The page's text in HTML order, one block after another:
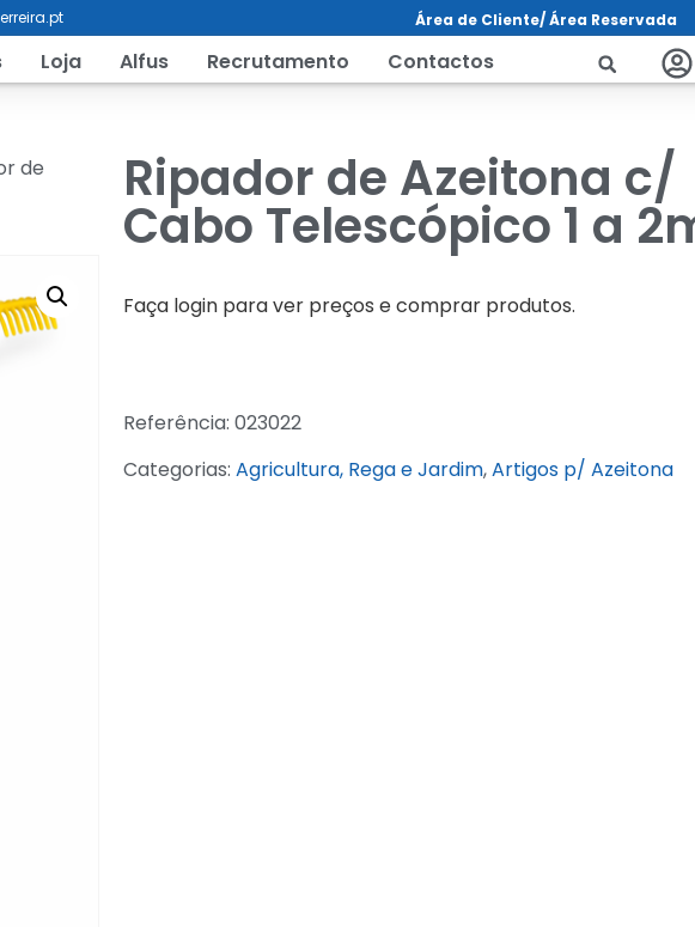
Área de Cliente/ Área Reservada
Loja Alfus Recrutamento Contactos
de
Ripador de Azeitona c/
Cabo Telescópico 1 a
Faça login para ver preços e comprar produtos.
Referência: 023022
Categorias: Agricultura, Rega e Jardim,Artigos p/ Azeitona